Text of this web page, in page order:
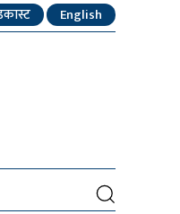
English